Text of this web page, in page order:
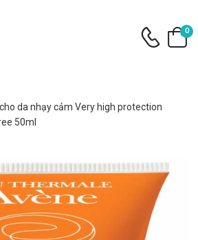
0
da nhạy cảm Very high protection
50ml